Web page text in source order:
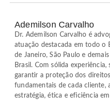
Ademilson Carvalho
Dr. Ademilson Carvalho é
atuação destacada em todo o
de Janeiro, São Paulo e
Brasil. Com sólida experiência,
garantir a proteção dos
fundamentais de cada cliente,
estratégia, ética e eficiência